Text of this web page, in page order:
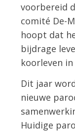
voorbereid
comité De-
hoopt dat
bijdrage
koorleven
Dit jaar
nieuwe
Huidige